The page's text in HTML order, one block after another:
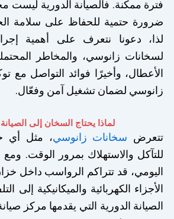
فترة ممكنة. فالصيانة الدورية ليست
ضرورة حتمية للحفاظ على سلامة
لذا، دعونا نتعرف على أهمية
لسخانات زانوسي، والمخاطر
الأعطال، وأخيرًا فوائد التواصل مع
زانوسي لضمان تشغيل آمن وفعّال.
لماذا يحتاج السخان إلى الصيانة
تتعرض سخانات زانوسي، مثل أي
للتآكل والاستهلاك بمرور الوقت. ومع
اليومي، قد تتراكم الرواسب داخل
الأجزاء الكهربائية والميكانيكية إلى
الصيانة الدورية التي يقدمها مركز